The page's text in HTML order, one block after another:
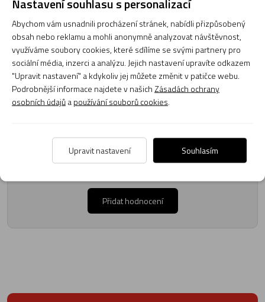
neschvaluje ani neověřuje.
Zatím zde nejsou žádné dotazy. Buďte první, kdo se zeptá!
Produkt zatím nemá žádné hodnocení,
Přidat hodnocení
Abychom vám usnadnili procházení stránek, nabídli přizpůsobený
obsah nebo reklamu a mohli anonymně analyzovat návštěvnost,
využíváme soubory cookies, které sdílíme se svými partnery pro
sociální média, inzerci a analýzu. Jejich nastavení upravíte odkazem
"Upravit nastavení" a kdykoliv jej můžete změnit v patičce webu.
Podrobnější informace najdete v našich Zásadách ochrany
osobních údajůa používání souborů cookies.
Upravit nastavení Souhlasím